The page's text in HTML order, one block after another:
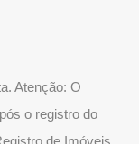
Atenção: O
o registro do
de Imóveis,